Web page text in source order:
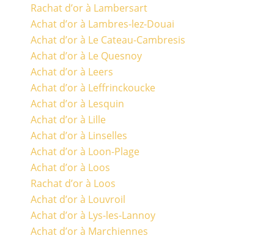
Rachat d’or à Lambersart
Achat d’or à Lambres-lez-Douai
Achat d’or à Le Cateau-Cambresis
Achat d’or à Le Quesnoy
Achat d’or à Leers
Achat d’or à Leffrinckoucke
Achat d’or à Lesquin
Achat d’or à Lille
Achat d’or à Linselles
Achat d’or à Loon-Plage
Achat d’or à Loos
Rachat d’or à Loos
Achat d’or à Louvroil
Achat d’or à Lys-les-Lannoy
Achat d’or à Marchiennes